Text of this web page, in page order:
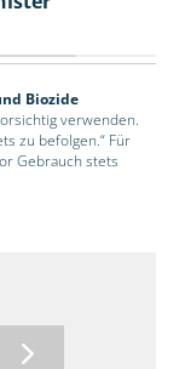
Biozide
verwenden.
zu befolgen.“ Für
Gebrauch stets